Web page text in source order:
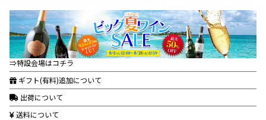
⇒特設会場はコチラ
ギフト(有料)追加について
出荷について
送料について